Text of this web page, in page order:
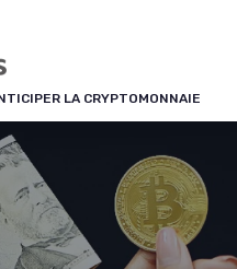
LA CRYPTOMONNAIE